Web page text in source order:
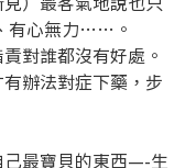
有心無力……。
對誰都沒有好處。
辦法對症下藥，步
己最寶貝的東西—-生